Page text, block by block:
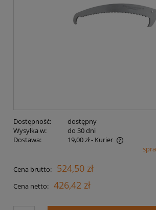
Dostępność:
dostępny
Wysyłka w:
do 30 dni
Dostawa:
19,00 zł- Kurier
Cena nie zawiera ewentualnych kosztów
Cena brutto: 524,50 zł
Cena netto: 426,42 zł